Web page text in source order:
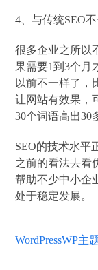
4、与传统SEO
很多企业之所以
果需要1到3个月
以前不一样了，
让网站有效果，
30个词语高出30
SEO的技术水平
之前的看法去看
帮助不少中小企
处于稳定发展。
WordPressWP主